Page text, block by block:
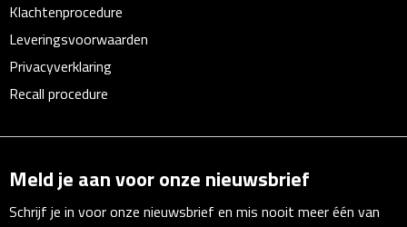
Bierglazen
Champagneglazen
Koffieglazen
Klachtenprocedure
Leveringsvoorwaarden
Privacyverklaring
Recall procedure
Meld je aan voor onze nieuwsbrief
Schrijf je in voor onze nieuwsbrief en mis nooit meer één van